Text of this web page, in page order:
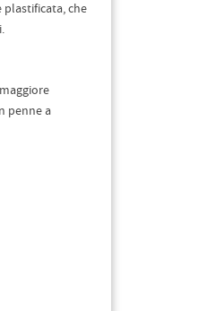
plastificata, che
penne a